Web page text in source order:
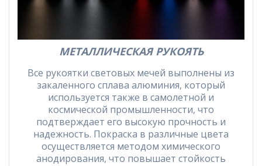
МЕТАЛЛИЧЕСКАЯ РУКОЯТЬ
Все рукоятки световых мечей выполнены из
закаленного сплава алюминия, который
используется также в самолетной и
космической промышленности, что
подтверждает его высокую прочность и
надежность. Покраска в различные цвета
осуществляется методом химического
анодирования, что повышает стойкость